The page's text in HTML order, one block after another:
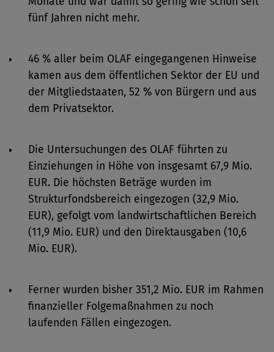
fünf Jahren nicht mehr.
46 % aller beim OLAF eingegangenen Hinweise
kamen aus dem öffentlichen Sektor der EU und
der Mitgliedstaaten, 52 % von Bürgern und aus
dem Privatsektor.
Die Untersuchungen des OLAF führten zu
Einziehungen in Höhe von insgesamt 67,9 Mio.
EUR. Die höchsten Beträge wurden im
Strukturfondsbereich eingezogen (32,9 Mio.
EUR), gefolgt vom landwirtschaftlichen Bereich
(11,9 Mio. EUR) und den Direktausgaben (10,6
Mio. EUR).
Ferner wurden bisher 351,2 Mio. EUR im Rahmen
finanzieller Folgemaßnahmen zu noch
laufenden Fällen eingezogen.